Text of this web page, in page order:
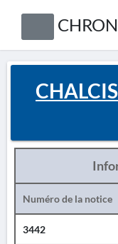
Numéro de la notice
3442